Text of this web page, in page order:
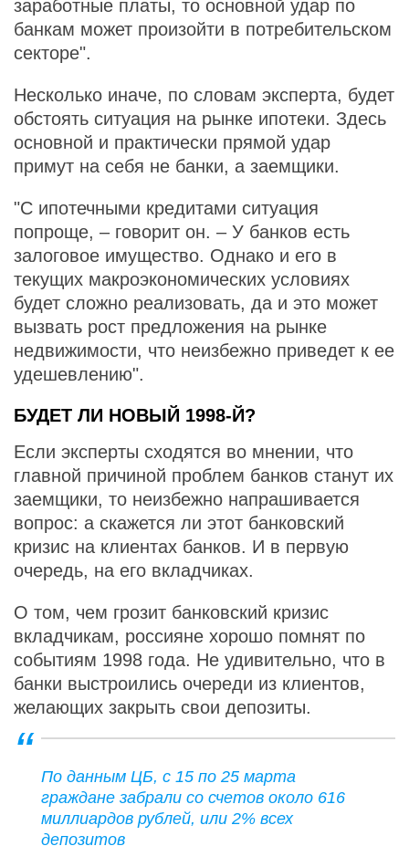
заработные платы, то основной удар по
банкам может произойти в потребительском
секторе".
Несколько иначе, по словам эксперта, будет
обстоять ситуация на рынке ипотеки. Здесь
основной и практически прямой удар
примут на себя не банки, а заемщики.
"С ипотечными кредитами ситуация
попроще, – говорит он. – У банков есть
залоговое имущество. Однако и его в
текущих макроэкономических условиях
будет сложно реализовать, да и это может
вызвать рост предложения на рынке
недвижимости, что неизбежно приведет к ее
удешевлению".
БУДЕТ ЛИ НОВЫЙ 1998-Й?
Если эксперты сходятся во мнении, что
главной причиной проблем банков станут их
заемщики, то неизбежно напрашивается
вопрос: а скажется ли этот банковский
кризис на клиентах банков. И в первую
очередь, на его вкладчиках.
О том, чем грозит банковский кризис
вкладчикам, россияне хорошо помнят по
событиям 1998 года. Не удивительно, что в
банки выстроились очереди из клиентов,
желающих закрыть свои депозиты.
По данным ЦБ, с 15 по 25 марта
граждане забрали со счетов около 616
миллиардов рублей, или 2% всех
депозитов